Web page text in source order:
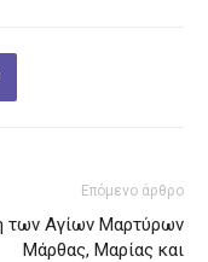
Επόμενο άρθρο
των Αγίων Μαρτύρων
Μάρθας, Μαρίας και